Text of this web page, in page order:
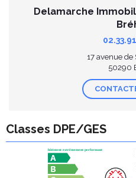
Delamarche
17 avenue
50290
Classes DPE/GES